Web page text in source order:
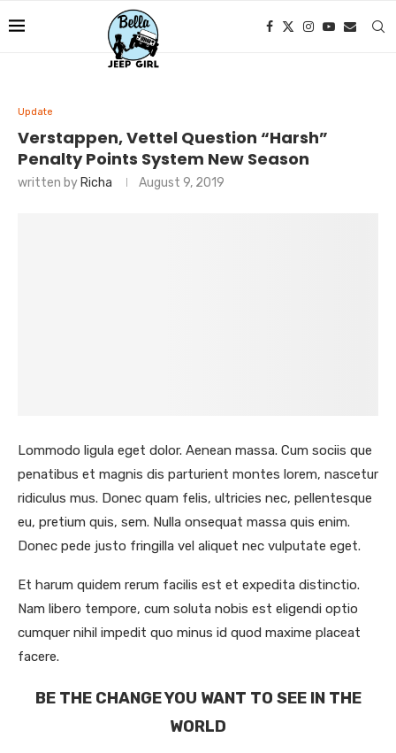
Update
Verstappen, Vettel Question “Harsh”
Penalty Points System New Season
written by Richa August 9, 2019
Lommodo ligula eget dolor. Aenean massa. Cum sociis que
penatibus et magnis dis parturient montes lorem, nascetur
ridiculus mus. Donec quam felis, ultricies nec, pellentesque
eu, pretium quis, sem. Nulla onsequat massa quis enim.
Donec pede justo fringilla vel aliquet nec vulputate eget.
Et harum quidem rerum facilis est et expedita distinctio.
Nam libero tempore, cum soluta nobis est eligendi optio
cumquer nihil impedit quo minus id quod maxime placeat
facere.
BE THE CHANGE YOU WANT TO SEE IN THE
WORLD